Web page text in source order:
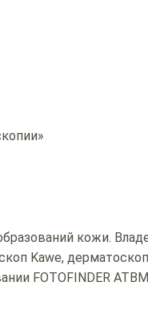
кожи.
Kawe,
FOTOFINDER ATBM